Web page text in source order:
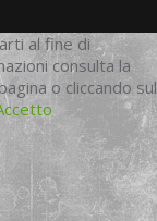
al fine di
consulta la
o cliccando sul